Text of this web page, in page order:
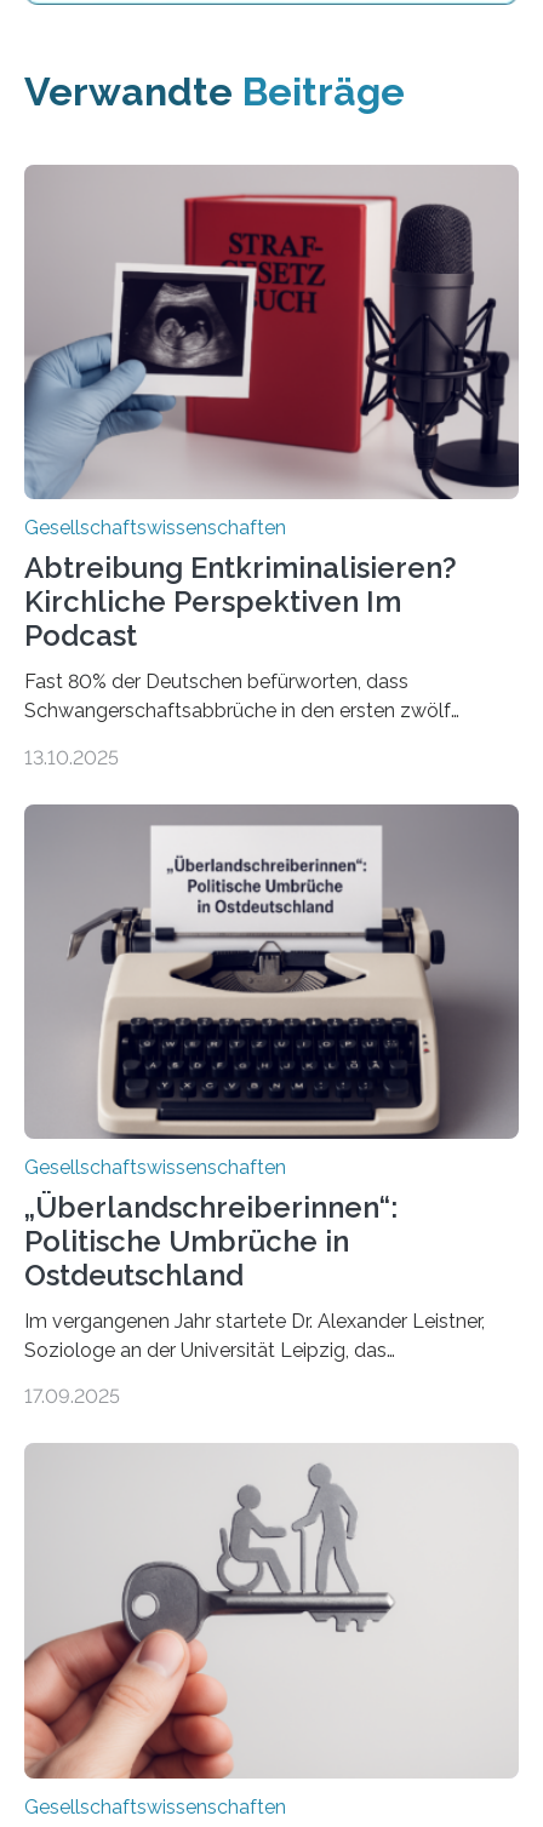
Verwandte Beiträge
Gesellschaftswissenschaften
Abtreibung Entkriminalisieren?
Kirchliche Perspektiven Im
Podcast
Fast 80% der Deutschen befürworten, dass
Schwangerschaftsabbrüche in den ersten zwölf
doch bleibt das Thema hoch emotional und politisch
einer gesellschaftlichen Spaltung des Landes, und
2025 sorgt der Fall Brosius-Gersdorf für
Schlagzeilen.Das Sozialwissenschaftliche Institut der
EKD hat untersucht, wie Menschen in Deutschland
wirklich über Schwangerschaftsabbrüche denken und
wie sich ihre Haltung je nach Konfession, Region und
Bildung unterscheidet. Darüber sprechen Veronika
Eufinger und Dr. Kristin Torka…
13.10.2025
Gesellschaftswissenschaften
„Überlandschreiberinnen“:
Politische Umbrüche in
Ostdeutschland
Im vergangenen Jahr startete Dr. Alexander Leistner,
Soziologe an der Universität Leipzig, das
across the Country“. Nun ist das „Projektbuch“
Schriftstellerinnen Manja Präkels, Tina Pruschmann und
Barbara Thériault. Es trägt den Titel
„Extremwetterlagen – Reportagen aus einem neuen
Deutschland“ und enthält eine Vielzahl von
zivilgesellschaftlichen Stimmen und Beobachtungen in
ländlichen Regionen. Im Interview spricht Projektleiter
Leistner über die Idee, das Vorgehen und wichtige
Erkenntnisse. Das Buch deute an, „wie…
17.09.2025
Gesellschaftswissenschaften